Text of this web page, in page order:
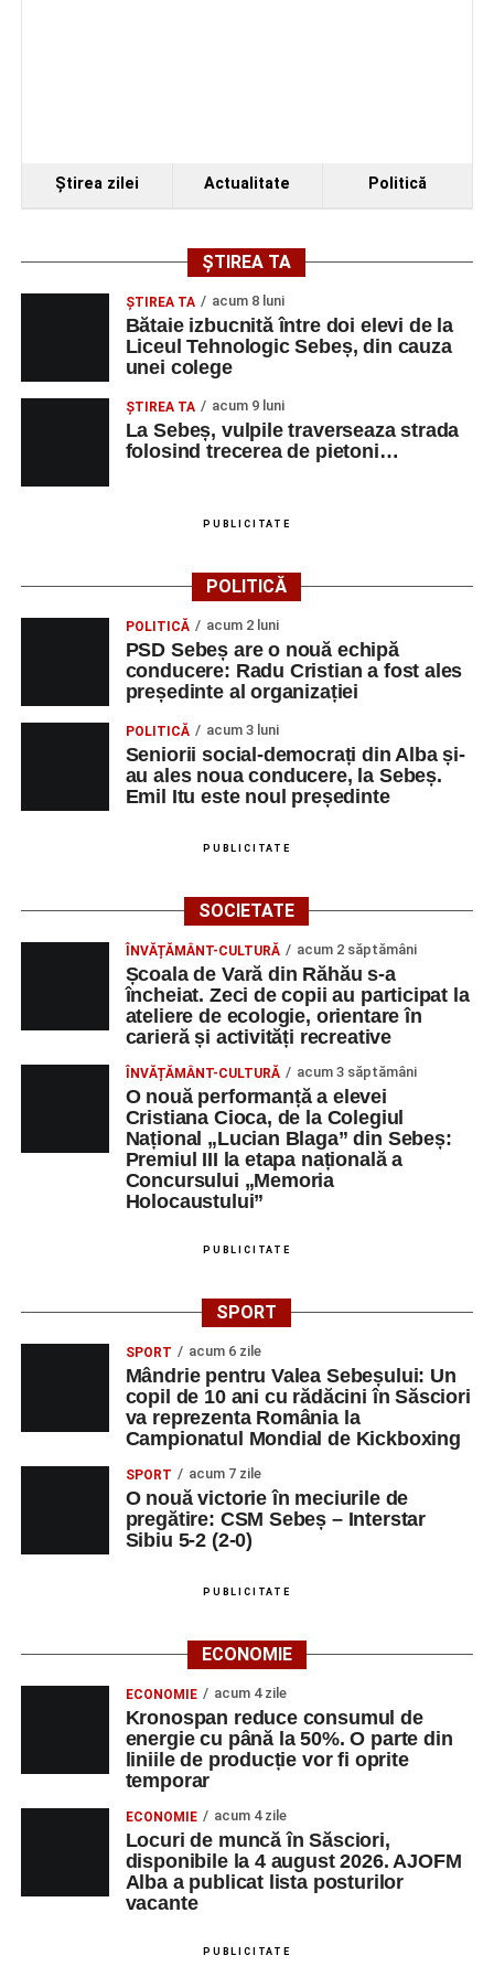
Spectacol de vals și tango „Armonii în
pași de dans”
Napoca).
AcompaniazăCluj Tango Orchestra:
Irina Indrei – pian
Robert Indrei – bandoneon
Milena Vădan – vioară
Emanuel Elcean – contrabas
Adrian Lup – violoncel
Vlad Dordea.
Piața Primăriei
Orele 17.00–20.00– Punct oficial de înscrieri și informații
SÂMBĂTĂ, 22 AUGUST 2026
Platoul Centrului Cultural „Lucian
Blaga” Sebeș
(Race Office) pentru competiția„Cicloaventurier de
Râpa Roșie
Orele 17.00–20.00
– Antrenamente libere pe traseul de
Centrul Cultural „Lucian Blaga”
Sebeș – Sala de spectacole
– Proiecție cinematografică:
Gabi Virginia Șarga și Cătălin Rotaru, producător Gabi
DUMINICĂ, 23 AUGUST 2026
Râpa Roșie
„Cicloaventurier de Sebeș”
al competiției MTB pentru copii.
LUNI, 24 AUGUST 2026
Ora 18.00– Activități recreative pentru copii, susținute de
trupele de teatru„Gepetto”și„Pied Piper”
Seară cu tradiții săsești, cu participarea:
Fanfarei din Petrești;
Trupei de Dansuri Săsești;
Alexandrei Pamfilie;
Alfred Dahinten.
– Proiecție cinematografică:
Ştirea zilei Actualitate Politică
ȘTIREA TA
ŞTIREA TA acum 8 luni
Bătaie izbucnită între doi elevi de la
Liceul Tehnologic Sebeș, din cauza
unei colege
ŞTIREA TA acum 9 luni
La Sebeș, vulpile traverseaza strada
folosind trecerea de pietoni…
PUBLICITATE
POLITICĂ
POLITICĂ acum 2 luni
PSD Sebeș are o nouă echipă
conducere: Radu Cristian a fost ales
președinte al organizației
POLITICĂ acum 3 luni
Seniorii social-democrați din Alba și-
au ales noua conducere, la Sebeș.
Emil Itu este noul președinte
PUBLICITATE
SOCIETATE
ÎNVĂȚĂMÂNT-CULTURĂ acum 2 săptămâni
Școala de Vară din Răhău s-a
încheiat. Zeci de copii au participat la
ateliere de ecologie, orientare în
carieră și activități recreative
ÎNVĂȚĂMÂNT-CULTURĂ acum 3 săptămâni
O nouă performanță a elevei
Cristiana Cioca, de la Colegiul
Național „Lucian Blaga” din Sebeș:
Premiul III la etapa națională a
Concursului „Memoria
Holocaustului”
PUBLICITATE
SPORT
SPORT acum 6 zile
Mândrie pentru Valea Sebeșului: Un
copil de 10 ani cu rădăcini în Săsciori
va reprezenta România la
Campionatul Mondial de Kickboxing
SPORT acum 7 zile
O nouă victorie în meciurile de
pregătire: CSM Sebeș – Interstar
Sibiu 5-2 (2-0)
PUBLICITATE
ECONOMIE
ECONOMIE acum 4 zile
Kronospan reduce consumul de
energie cu până la 50%. O parte din
liniile de producție vor fi oprite
temporar
ECONOMIE acum 4 zile
Locuri de muncă în Săsciori,
disponibile la 4 august 2026. AJOFM
Alba a publicat lista posturilor
vacante
PUBLICITATE